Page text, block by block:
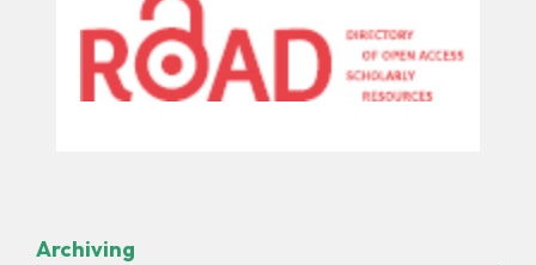
Archiving